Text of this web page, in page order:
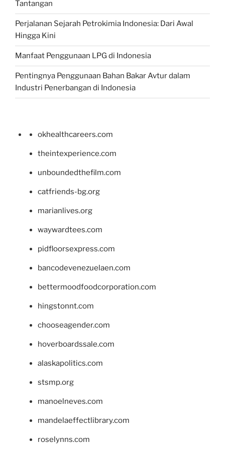
Tantangan
Perjalanan Sejarah Petrokimia Indonesia: Dari Awal
Hingga Kini
Manfaat Penggunaan LPG di Indonesia
Pentingnya Penggunaan Bahan Bakar Avtur dalam
Industri Penerbangan di Indonesia
okhealthcareers.com
theintexperience.com
unboundedthefilm.com
catfriends-bg.org
marianlives.org
waywardtees.com
pidfloorsexpress.com
bancodevenezuelaen.com
bettermoodfoodcorporation.com
hingstonnt.com
chooseagender.com
hoverboardssale.com
alaskapolitics.com
stsmp.org
manoelneves.com
mandelaeffectlibrary.com
roselynns.com